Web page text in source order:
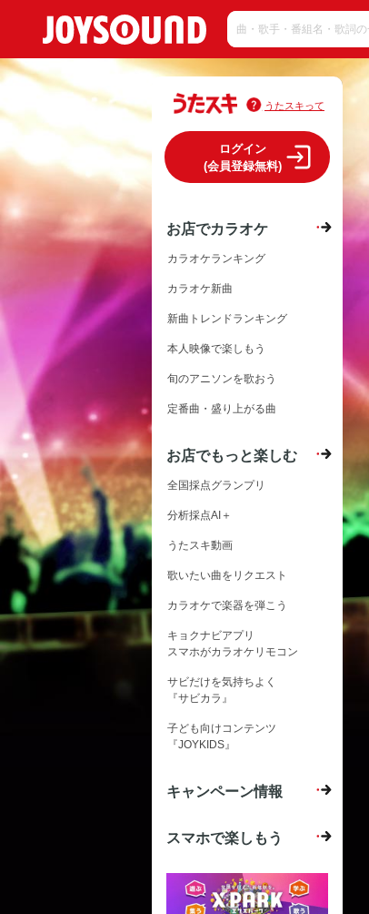
うたスキって
ログイン
(会員登録無料)
お店でカラオケ
カラオケランキング
カラオケ新曲
新曲トレンドランキング
本人映像で楽しもう
旬のアニソンを歌おう
定番曲・盛り上がる曲
お店でもっと楽しむ
全国採点グランプリ
分析採点AI＋
うたスキ動画
歌いたい曲をリクエスト
カラオケで楽器を弾こう
キョクナビアプリ
スマホがカラオケリモコン
サビだけを気持ちよく
『サビカラ』
子ども向けコンテンツ
『JOYKIDS』
キャンペーン情報
スマホで楽しもう